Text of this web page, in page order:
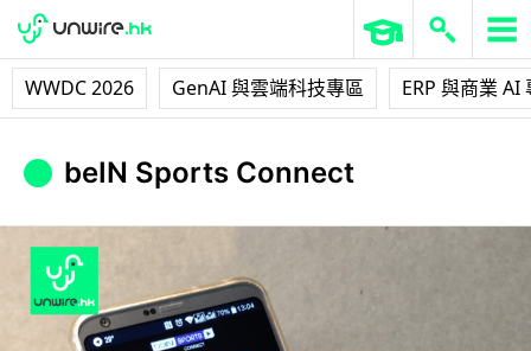
WWDC 2026 GenAI 與雲端科技專區 ERP 與商業 AI
beIN Sports Connect